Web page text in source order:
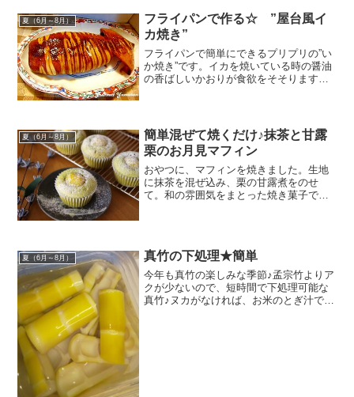
夏（6月～8月）
フライパンで作る☆ ”屋台風イ
カ焼き”
フライパンで簡単にできるプリプリの”い
か焼き”です。イカを焼いている時の醤油
の香ばしいかおりが食欲をそそります☆
☆にんに...
夏（6月～8月）
簡単混ぜて焼くだけ♪抹茶と甘露
栗のお月見マフィン
おやつに、マフィンを焼きました。生地
に抹茶を混ぜ込み、栗の甘露煮をのせ
て。和の雰囲気をまとった焼き菓子です♪
夏（6月～8月） 真竹の下処理★簡単
今年も真竹の楽しみな季節♪孟宗竹よりア
クが少ないので、短時間で下処理可能な
真竹♪ヌカがなければ、お米のとぎ汁でも